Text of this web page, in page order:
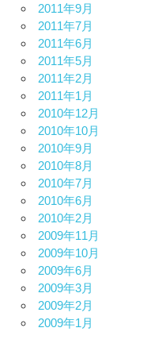
2011年9月
2011年7月
2011年6月
2011年5月
2011年2月
2011年1月
2010年12月
2010年10月
2010年9月
2010年8月
2010年7月
2010年6月
2010年2月
2009年11月
2009年10月
2009年6月
2009年3月
2009年2月
2009年1月